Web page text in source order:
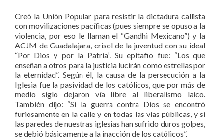
Creó la Unión Popular para resistir la dictadura callista
con movilizaciones pacíficas (pues siempre se opuso a la
violencia, por eso le llaman el “Gandhi Mexicano”) y la
ACJM de Guadalajara, crisol de la juventud con su ideal
“Por Dios y por la Patria”. Su epitafio fue: “Los que
enseñan a otros para la justicia lucirán como estrellas por
la eternidad”. Según él, la causa de la persecución a la
Iglesia fue la pasividad de los católicos, que por más de
medio siglo dejaron vía libre al liberalismo laico.
También dijo: “Si la guerra contra Dios se encontró
furiosamente en la calle y en todas las vías públicas, y si
las paredes de nuestras iglesias han sufrido duros golpes,
se debió básicamente a la inacción de los católicos”.